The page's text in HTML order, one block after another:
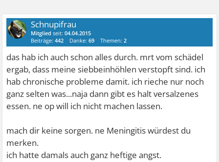
Schnupifrau
Mitglied seit:04.04.2015
Beiträge:442 Danke:69 Themen:2
das hab ich auch schon alles durch. mrt vom schädel
ergab, dass meine siebbeinhöhlen verstopft sind. ich
hab chronische probleme damit. ich rieche nur noch
ganz selten was...naja dann gibt es halt versalzenes
essen. ne op will ich nicht machen lassen.
mach dir keine sorgen. ne Meningitis würdest du
merken.
ich hatte damals auch ganz heftige angst.